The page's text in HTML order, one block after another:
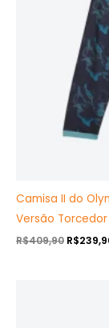
Camisa II do
Versão
R$409,90 R$